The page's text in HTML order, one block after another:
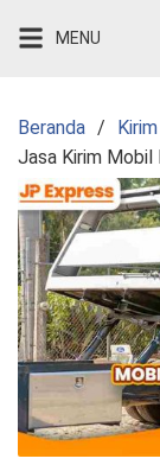
MENU
Beranda
Jasa Kirim